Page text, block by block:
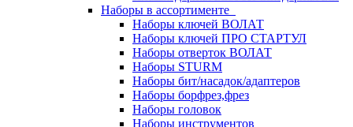
Наборы в ассортименте
Наборы ключей ВОЛАТ
Наборы ключей ПРО СТАРТУЛ
Наборы отверток ВОЛАТ
Наборы STURM
Наборы бит/насадок/адаптеров
Наборы борфрез,фрез
Наборы головок
Наборы инструментов